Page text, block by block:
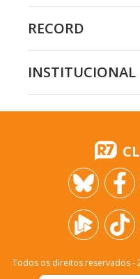
RECORD
INSTITUCIONAL
Todos os direitos reservados -